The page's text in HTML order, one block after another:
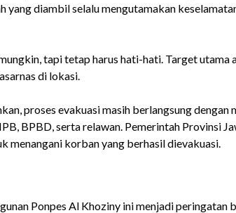
yang diambil selalu mengutamakan
tapi tetap harus hati-hati. Target utama
di lokasi.
proses evakuasi masih berlangsung
BPBD, serta relawan. Pemerintah Provinsi
menangani korban yang berhasil dievakuasi.
Ponpes Al Khoziny ini menjadi peringatan